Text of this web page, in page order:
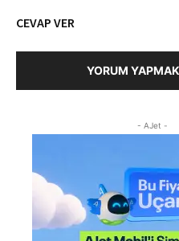
CEVAP VER
YORUM
- AJet -